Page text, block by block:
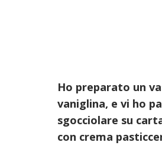
Ho preparato un
vaniglina, e vi ho
sgocciolare su
con crema